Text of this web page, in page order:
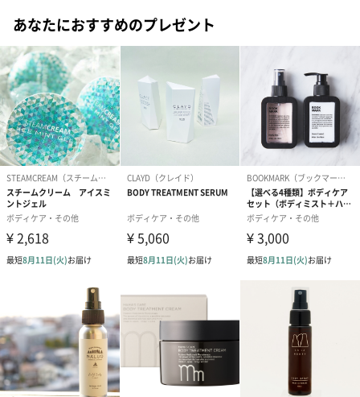
お誕生日や、新生活を始める方、母の日ギフト等にも喜ばれま
す。
大切な人へ、頑張っている自分へのご褒美としての贈り物として
おすすめです。
大切な方への贈り物としておすすめです。
フォーミングウォッシュ（AZ1000）
濃密で上質なきめ細かいふんわりとした泡が汚れを包み込み、や
さしく洗い上げるフォーミングウォッシュ。
製品特徴
・アミノ酸系洗浄成分(*1)を配合し、お肌に優しい弱酸性の低刺
激処方を実現
・こだわり6つのフリー
あなたにおすすめのプレゼント